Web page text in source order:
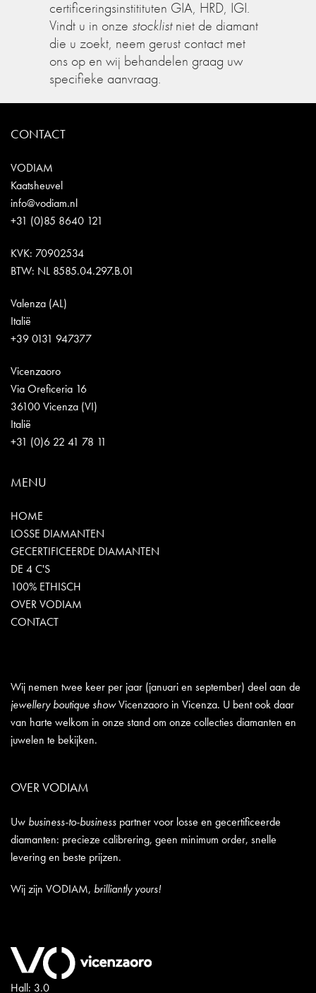
certificeringsinstitituten GIA, HRD, IGI.
Vindt u in onze stocklistniet de diamant
die u zoekt, neem gerust contact met
ons op en wij behandelen graag uw
specifieke aanvraag.
CONTACT
VODIAM
Kaatsheuvel
info@vodiam.nl
+31 (0)85 8640 121
KVK: 70902534
BTW: NL 8585.04.297.B.01
Valenza (AL)
Italië
+39 0131 947377
Vicenzaoro
Via Oreficeria 16
36100 Vicenza (VI)
Italië
+31 (0)6 22 41 78 11
MENU
HOME
LOSSE DIAMANTEN
GECERTIFICEERDE DIAMANTEN
DE 4 C'S
100% ETHISCH
OVER VODIAM
CONTACT
Wij nemen twee keer per jaar (januari en september) deel aan de
jewellery boutique showVicenzaoro in Vicenza. U bent ook daar
van harte welkom in onze stand om onze collecties diamanten en
juwelen te bekijken.
OVER VODIAM
Uw business-to-business partner voor losse en gecertificeerde
diamanten: precieze calibrering, geen minimum order, snelle
levering en beste prijzen.
Wij zijn VODIAM, brilliantly yours!
Hall: 3.0